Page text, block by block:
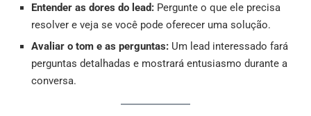
Entender as dores do lead: Pergunte o que ele precisa
resolver e veja se você pode oferecer uma solução.
Avaliar o tom e as perguntas: Um lead interessado fará
perguntas detalhadas e mostrará entusiasmo durante a
conversa.